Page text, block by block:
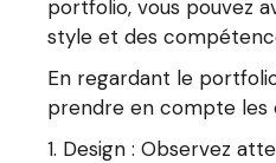
portfolio, vous pouvez
style et des
En regardant le
prendre en compte les
Design : Observez